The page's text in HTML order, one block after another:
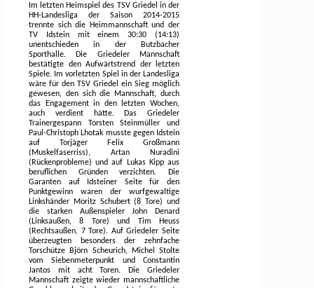
Im letzten Heimspiel des TSV Griedel in der
HH-Landesliga der Saison 2014-2015
trennte sich die Heimmannschaft und der
TV Idstein mit einem 30:30 (14:13)
unentschieden in der Butzbacher
Sporthalle. Die Griedeler Mannschaft
bestätigte den Aufwärtstrend der letzten
Spiele. Im vorletzten Spiel in der Landesliga
wäre für den TSV Griedel ein Sieg möglich
gewesen, den sich die Mannschaft, durch
das Engagement in den letzten Wochen,
auch verdient hätte. Das Griedeler
Trainergespann Torsten Steinmüller und
Paul-Christoph Lhotak musste gegen Idstein
auf Torjäger Felix Großmann
(Muskelfaserriss), Artan Nuradini
(Rückenprobleme) und auf Lukas Kipp aus
beruflichen Gründen verzichten. Die
Garanten auf Idsteiner Seite für den
Punktgewinn waren der wurfgewaltige
Linkshänder Moritz Schubert (8 Tore) und
die starken Außenspieler John Denard
(Linksaußen, 8 Tore) und Tim Heuss
(Rechtsaußen, 7 Tore). Auf Griedeler Seite
überzeugten besonders der zehnfache
Torschütze Björn Scheurich, Michel Stolte
vom Siebenmeterpunkt und Constantin
Jantos mit acht Toren. Die Griedeler
Mannschaft zeigte wieder mannschaftliche